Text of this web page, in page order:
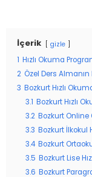
İçerik gizle
Hızlı Okuma
2 Özel Ders Almanın
3
Bozkurt Hızlı
3.1
Bozkurt Hızlı
3.2 Bozkurt Online
3.3
Bozkurt İlkokul
3.4 Bozkurt
3.5
Bozkurt Lise
3.6
Bozkurt